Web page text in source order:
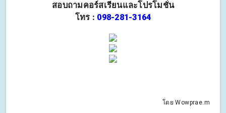
สอบถามคอร์สเรียนและโปรโมชั่น
โทร : 098-281-3164
โดย Wowprae.m